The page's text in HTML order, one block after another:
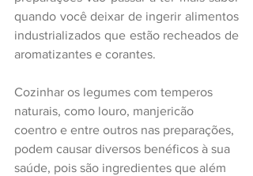
quando você deixar de ingerir alimentos
industrializados que estão recheados de
aromatizantes e corantes.
Cozinhar os legumes com temperos
naturais, como louro, manjericão
coentro e entre outros nas preparações,
podem causar diversos benéficos à sua
saúde, pois são ingredientes que além